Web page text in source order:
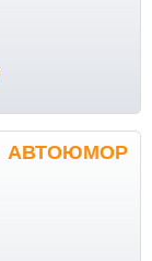
АВТОЮМОР